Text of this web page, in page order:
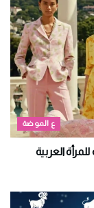
ع الموضة